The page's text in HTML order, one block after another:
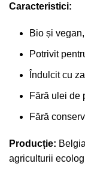
Caracteristici:
Bio și vegan,
Potrivit
Îndulcit cu
Fără ulei de
Fără
Producție:
agriculturii